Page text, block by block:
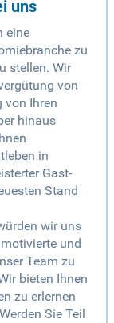
uns
eine
zu
stellen. Wir
von
von Ihren
hinaus
in
Gast-
Stand
wir uns
und
Team zu
bieten Ihnen
zu erlernen
Sie Teil